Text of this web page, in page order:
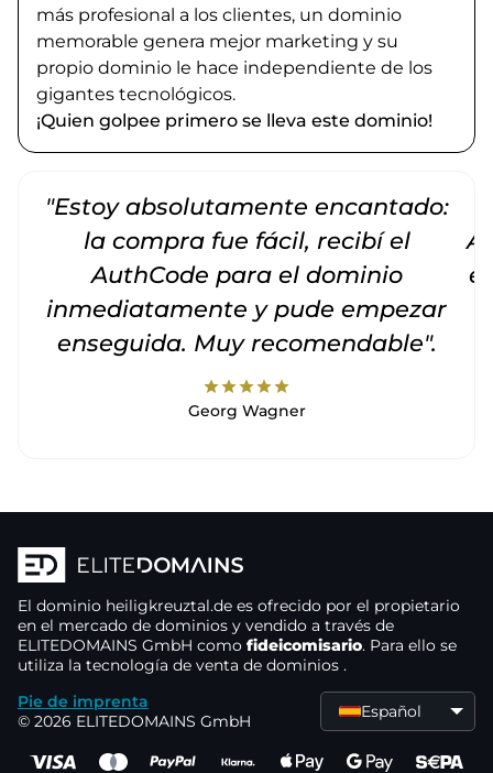
más profesional a los clientes, un dominio
memorable genera mejor marketing y su
propio dominio le hace independiente de los
gigantes tecnológicos.
¡Quien golpee primero se lleva este dominio!
"Estoy absolutamente encantado:
la compra fue fácil, recibí el
AuthCode para el dominio
inmediatamente y pude empezar
enseguida. Muy recomendable".
starstarstarstarstar
Georg Wagner
El dominio heiligkreuztal.de es ofrecido por el propietario
en el mercado de dominios y vendido a través de
ELITEDOMAINS GmbH como fideicomisario. Para ello se
utiliza la tecnología de venta de dominios .
Pie de imprenta
© 2026 ELITEDOMAINS GmbH
Español